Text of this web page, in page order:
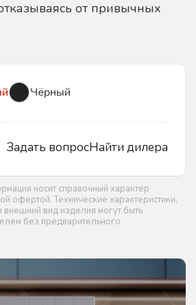
от привычных
Чёрный
Задать вопросНайти дилера
носит справочный характер
офертой. Технические характеристики,
внешний вид изделия могут быть
без предварительного